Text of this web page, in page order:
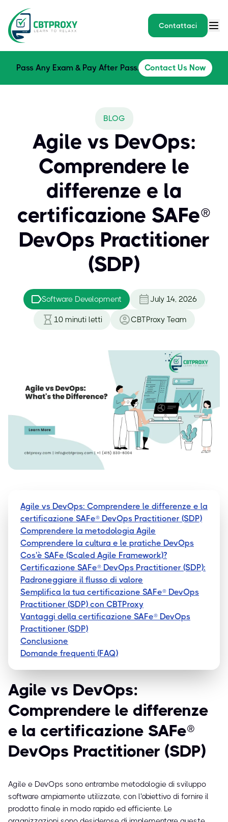
Contattaci
Pass Any Exam & Pay After Pass. Contact Us Now
BLOG
Agile vs DevOps:
Comprendere le
differenze e la
certificazione SAFe®
DevOps Practitioner
(SDP)
Software Development July 14, 2026
10 minuti letti CBTProxy Team
Agile vs DevOps: Comprendere le differenze e la
certificazione SAFe® DevOps Practitioner (SDP)
Comprendere la metodologia Agile
Comprendere la cultura e le pratiche DevOps
Cos'è SAFe (Scaled Agile Framework)?
Certificazione SAFe® DevOps Practitioner (SDP):
Padroneggiare il flusso di valore
Semplifica la tua certificazione SAFe® DevOps
Practitioner (SDP) con CBTProxy
Vantaggi della certificazione SAFe® DevOps
Practitioner (SDP)
Conclusione
Domande frequenti (FAQ)
Agile vs DevOps:
Comprendere le differenze
e la certificazione SAFe®
DevOps Practitioner (SDP)
Agile e DevOps sono entrambe metodologie di sviluppo
software ampiamente utilizzate, con l'obiettivo di fornire il
prodotto finale in modo rapido ed efficiente. Le